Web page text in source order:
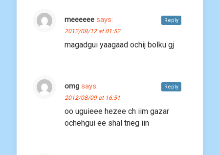
meeeeee says:
2012/08/12 at 01:52
magadgui yaagaad ochij bolku gj
Reply
omg says:
2012/08/09 at 16:51
oo uguieee hezee ch iim gazar
ochehgui ee shal tneg iin
Reply